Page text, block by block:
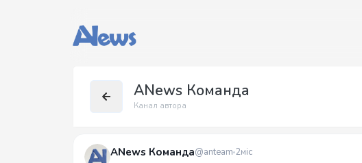
ANews Команда
Канал автора
ANews Команда@anteam 2міс